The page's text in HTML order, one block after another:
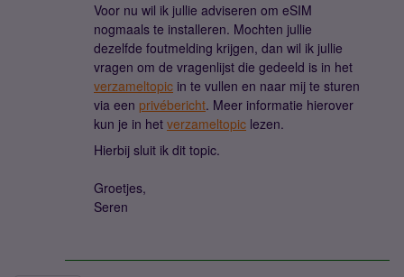
Voor nu wil ik jullie adviseren om eSIM
nogmaals te installeren. Mochten jullie
dezelfde foutmelding krijgen, dan wil ik jullie
vragen om de vragenlijst die gedeeld is in het
verzameltopic in te vullen en naar mij te sturen
via een privébericht. Meer informatie hierover
kun je in het verzameltopic lezen.
Hierbij sluit ik dit topic.
Groetjes,
Seren